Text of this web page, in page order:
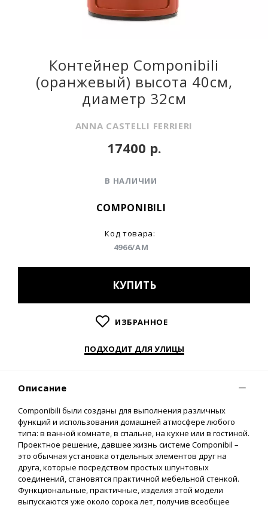
Контейнер Componibili
(оранжевый) высота 40см,
диаметр 32см
ANNA CASTELLI FERRIERI
В НАЛИЧИИ
COMPONIBILI
Код товара:
4966/AM
17400 р.
КУПИТЬ
ИЗБРАННОЕ
ПОДХОДИТ ДЛЯ УЛИЦЫ
Описание
Сomponibili были созданы для выполнения различных
функций и использования домашней атмосфере любого
типа: в ванной комнате, в спальне, на кухне или в гостиной.
Проектное решение, давшее жизнь системе Componibil –
это обычная установка отдельных элементов друг на
друга, которые посредством простых шпунтовых
соединений, становятся практичной мебельной стенкой.
Функциональные, практичные, изделия этой модели
выпускаются уже около сорока лет, получив всеобщее